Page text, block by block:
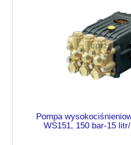
Pompa
WS151, 150 bar-15